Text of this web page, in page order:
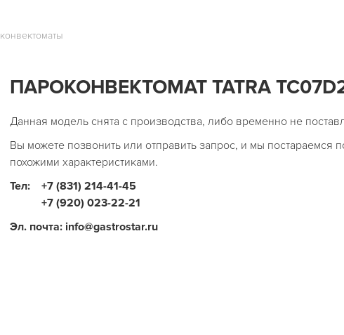
ПАРОКОНВЕКТОМАТ TATRA
Данная модель снята с производства, либо временно не
Вы можете позвонить или отправить запрос, и мы постараемся
похожими характеристиками.
Тел:
+7 (831) 214-41-45
+7 (920) 023-22-21
Эл. почта: info@gastrostar.ru